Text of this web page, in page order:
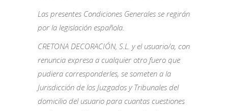
Las presentes Condiciones Generales se regirán
por la legislación española.
CRETONA DECORACIÓN, S.L. y el usuario/a, con
renuncia expresa a cualquier otro fuero que
pudiera corresponderles, se someten a la
Jurisdicción de los Juzgados y Tribunales del
domicilio del usuario para cuantas cuestiones